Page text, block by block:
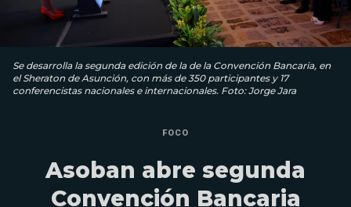
Se desarrolla la segunda edición de la de la Convención Bancaria, en
el Sheraton de Asunción, con más de 350 participantes y 17
conferencistas nacionales e internacionales. Foto: Jorge Jara
FOCO
Asoban abre segunda
Convención Bancaria